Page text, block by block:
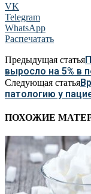
VK
Telegram
WhatsApp
Распечатать
Предыдущая статья
выросло на 5% в
Следующая статья
патологию у
ПОХОЖИЕ